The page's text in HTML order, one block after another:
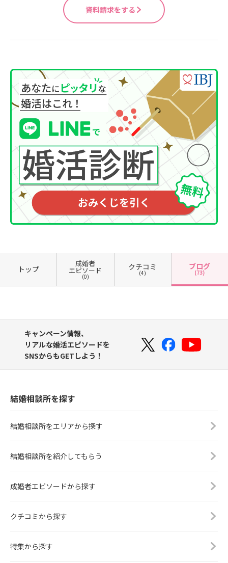
資料請求をする
トップ
成婚者
エピソード
(0)
クチコミ
(4)
ブログ
(73)
キャンペーン情報、
リアルな婚活エピソードを
SNSからもGETしよう！
結婚相談所を探す
結婚相談所をエリアから探す
結婚相談所を紹介してもらう
成婚者エピソードから探す
クチコミから探す
特集から探す